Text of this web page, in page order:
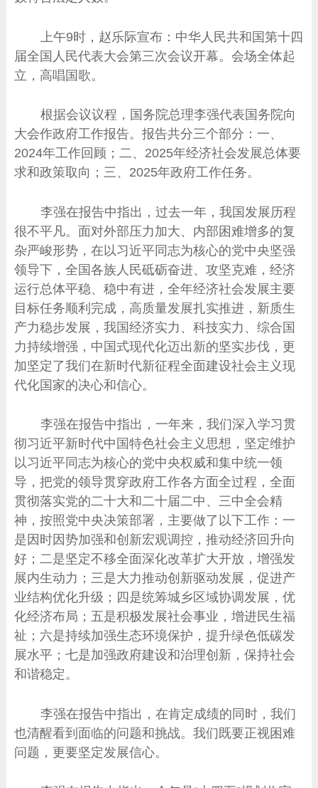
上午9时，赵乐际宣布：中华人民共和国第十四
届全国人民代表大会第三次会议开幕。会场全体起
立，高唱国歌。
根据会议议程，国务院总理李强代表国务院向
大会作政府工作报告。报告共分三个部分：一、
2024年工作回顾；二、2025年经济社会发展总体要
求和政策取向；三、2025年政府工作任务。
李强在报告中指出，过去一年，我国发展历程
很不平凡。面对外部压力加大、内部困难增多的复
杂严峻形势，在以习近平同志为核心的党中央坚强
领导下，全国各族人民砥砺奋进、攻坚克难，经济
运行总体平稳、稳中有进，全年经济社会发展主要
目标任务顺利完成，高质量发展扎实推进，新质生
产力稳步发展，我国经济实力、科技实力、综合国
力持续增强，中国式现代化迈出新的坚实步伐，更
加坚定了我们在新时代新征程全面建设社会主义现
代化国家的决心和信心。
李强在报告中指出，一年来，我们深入学习贯
彻习近平新时代中国特色社会主义思想，坚定维护
以习近平同志为核心的党中央权威和集中统一领
导，把党的领导贯穿政府工作各方面全过程，全面
贯彻落实党的二十大和二十届二中、三中全会精
神，按照党中央决策部署，主要做了以下工作：一
是因时因势加强和创新宏观调控，推动经济回升向
好；二是坚定不移全面深化改革扩大开放，增强发
展内生动力；三是大力推动创新驱动发展，促进产
业结构优化升级；四是统筹城乡区域协调发展，优
化经济布局；五是积极发展社会事业，增进民生福
祉；六是持续加强生态环境保护，提升绿色低碳发
展水平；七是加强政府建设和治理创新，保持社会
和谐稳定。
李强在报告中指出，在肯定成绩的同时，我们
也清醒看到面临的问题和挑战。我们既要正视困难
问题，更要坚定发展信心。